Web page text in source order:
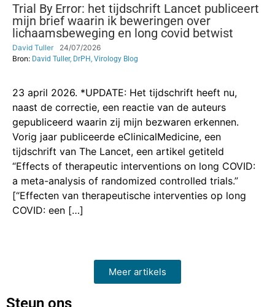
Trial By Error: het tijdschrift Lancet publiceert
mijn brief waarin ik beweringen over
lichaamsbeweging en long covid betwist
David Tuller
24/07/2026
Bron: David Tuller, DrPH, Virology Blog
23 april 2026. *UPDATE: Het tijdschrift heeft nu,
naast de correctie, een reactie van de auteurs
gepubliceerd waarin zij mijn bezwaren erkennen.
Vorig jaar publiceerde eClinicalMedicine, een
tijdschrift van The Lancet, een artikel getiteld
“Effects of therapeutic interventions on long COVID:
a meta-analysis of randomized controlled trials.”
[“Effecten van therapeutische interventies op long
COVID: een […]
Meer artikels
Steun ons